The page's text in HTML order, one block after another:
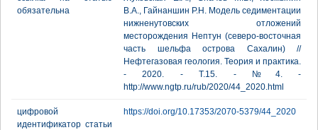
обязательна
В.А., Гайнаншин Р.Н. Модель седиментации
нижненутовских отложений
месторождения Нептун (северо-восточная
часть шельфа острова Сахалин) //
Нефтегазовая геология. Теория и практика.
- 2020. - Т.15. - №4. -
http://www.ngtp.ru/rub/2020/44_2020.html
цифровой
идентификатор статьи
https://doi.org/10.17353/2070-5379/44_2020